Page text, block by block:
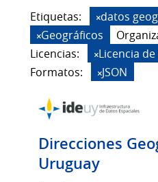
Etiquetas: datos
Geográficos
Licencias:
Licencia
Formatos:
JSON
Direcciones
Uruguay